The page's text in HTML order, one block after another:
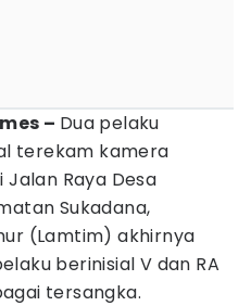
– Dua pelaku
terekam kamera
Raya Desa
Sukadana,
(Lamtim) akhirnya
berinisial V dan RA
tersangka.